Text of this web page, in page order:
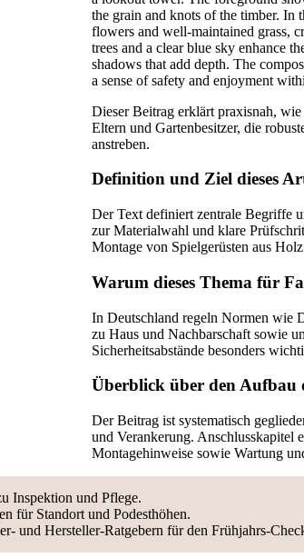
Dieser Beitrag erklärt praxisnah,
Eltern und Gartenbesitzer, die
anstreben.
Definition und Ziel dieses
Der Text definiert zentrale Begriffe
zur Materialwahl und klare
Montage von Spielgerüsten aus
Warum dieses Thema für
In Deutschland regeln Normen wie
zu Haus und Nachbarschaft sowie
Sicherheitsabstände besonders
Überblick über den Aufbau
Der Beitrag ist systematisch
und Verankerung. Anschlusskapitel
Montagehinweise sowie Wartung
Inspektion und Pflege.
für Standort und Podesthöhen.
und Hersteller-Ratgebern für den Frühjahrs-